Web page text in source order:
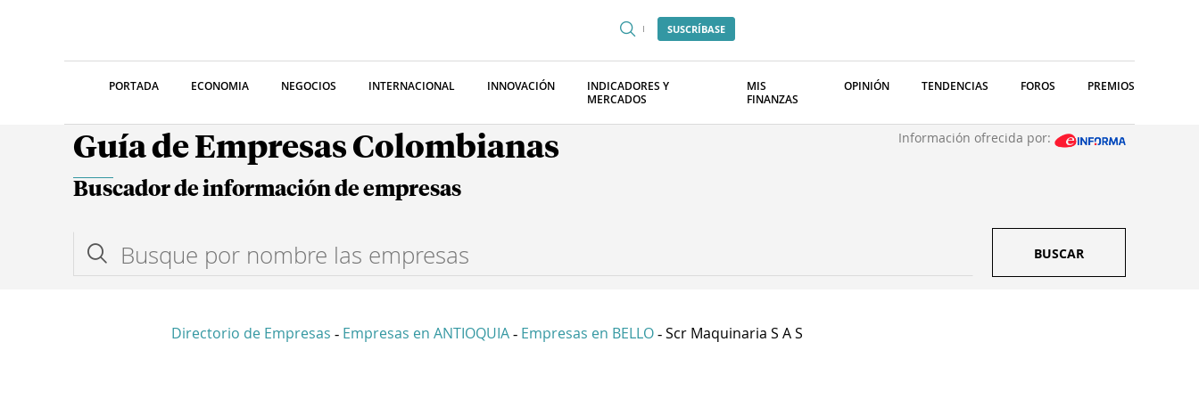
SUSCRÍBASE
PORTADA ECONOMIA NEGOCIOS INTERNACIONAL INNOVACIÓN
INDICADORES Y
MERCADOS
MIS
FINANZAS
OPINIÓN TENDENCIAS FOROS PREMIOS
Guía de Empresas Colombianas Información ofrecida por:
Buscador de información de empresas
BUSCAR
Directorio de Empresas - Empresas en ANTIOQUIA - Empresas en BELLO - Scr Maquinaria S A S